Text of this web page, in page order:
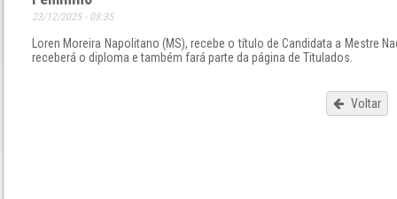
23/12/2025 - 08:35
Loren Moreira Napolitano (MS), recebe o título de Candidata a Mestre
receberá o diploma e também fará parte da página de Titulados.
Voltar